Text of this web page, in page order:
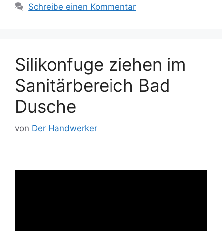
Schreibe einen Kommentar
Silikonfuge ziehen im
Sanitärbereich Bad
Dusche
von Der Handwerker